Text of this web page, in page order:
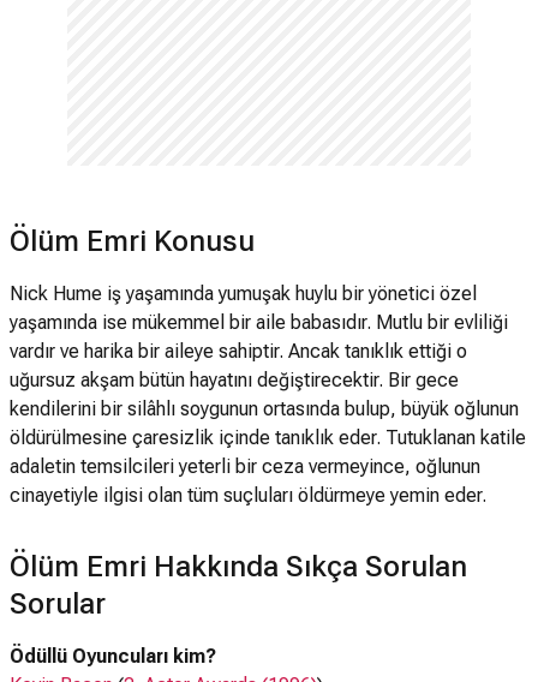
Ölüm Emri Konusu
Nick Hume iş yaşamında yumuşak huylu bir yönetici özel
yaşamında ise mükemmel bir aile babasıdır. Mutlu bir evliliği
vardır ve harika bir aileye sahiptir. Ancak tanıklık ettiği o
uğursuz akşam bütün hayatını değiştirecektir. Bir gece
kendilerini bir silâhlı soygunun ortasında bulup, büyük oğlunun
öldürülmesine çaresizlik içinde tanıklık eder. Tutuklanan katile
adaletin temsilcileri yeterli bir ceza vermeyince, oğlunun
cinayetiyle ilgisi olan tüm suçluları öldürmeye yemin eder.
Ölüm Emri Hakkında Sıkça Sorulan
Sorular
Ödüllü Oyuncuları kim?